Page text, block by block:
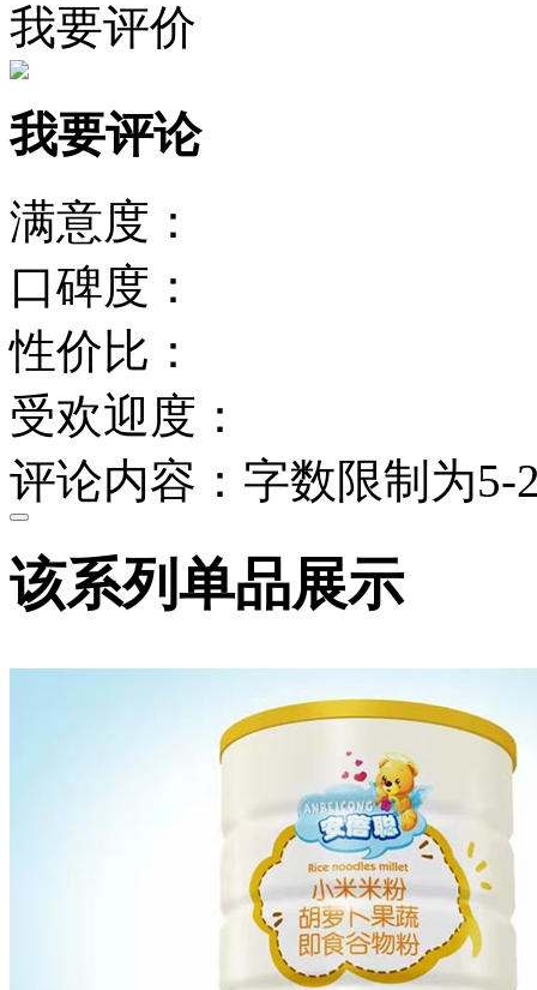
我要评价
我要评论
满意度：
口碑度：
性价比：
受欢迎度：
评论内容：字数限制为5-
该系列单品展示